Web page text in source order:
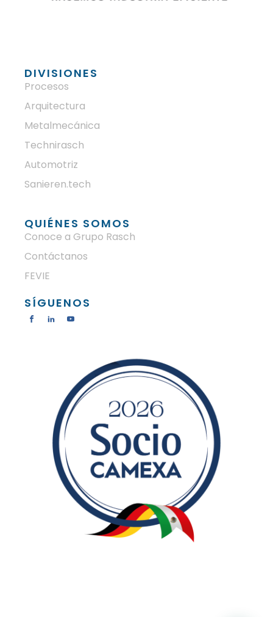
DIVISIONES
Procesos
Arquitectura
Metalmecánica
Technirasch
Automotriz
Sanieren.tech
QUIÉNES SOMOS
Conoce a Grupo Rasch
Contáctanos
FEVIE
SÍGUENOS